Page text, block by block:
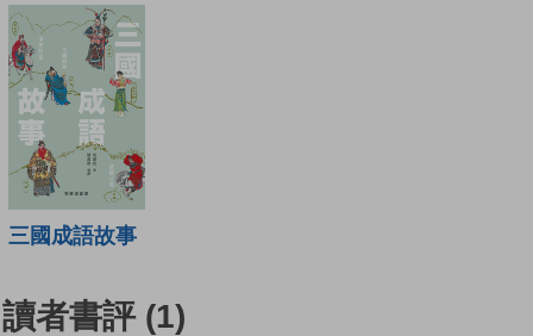
三國成語故事
讀者書評 (1)